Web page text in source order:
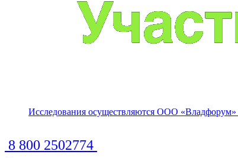
Исследования осуществляются ООО «Владфорум»
8 800 2502774